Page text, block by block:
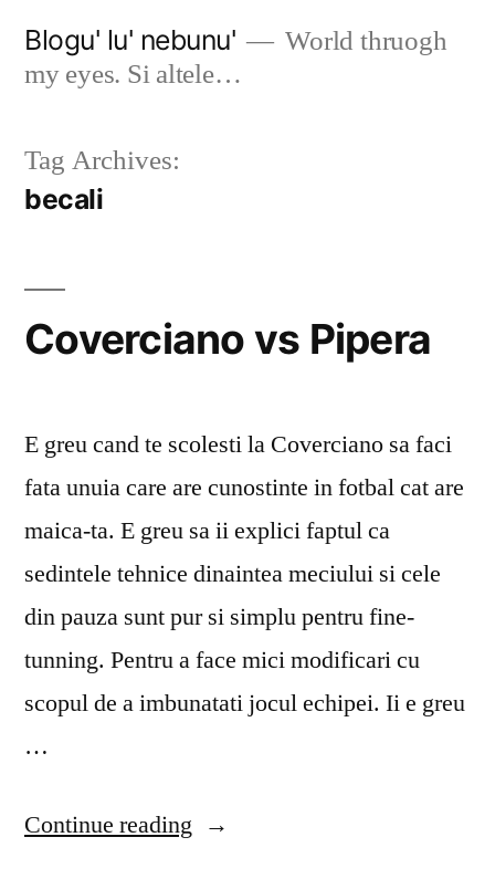
Blogu' lu' nebunu'
World thruogh
my eyes. Si altele…
Tag Archives:
becali
Coverciano vs Pipera
E greu cand te scolesti la Coverciano sa faci
fata unuia care are cunostinte in fotbal cat are
maica-ta. E greu sa ii explici faptul ca
sedintele tehnice dinaintea meciului si cele
din pauza sunt pur si simplu pentru fine-
tunning. Pentru a face mici modificari cu
scopul de a imbunatati jocul echipei. Ii e greu
…
Continue reading “Coverciano